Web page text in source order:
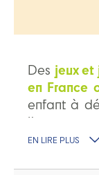
Des jeux et
en France
enfant à
toute
EN LIRE PLUS